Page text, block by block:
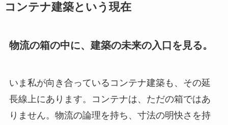
コンテナ建築という現在
物流の箱の中に、建築の未来の入口を見る。
いま私が向き合っているコンテナ建築も、その延
長線上にあります。コンテナは、ただの箱ではあ
りません。物流の論理を持ち、寸法の明快さを持